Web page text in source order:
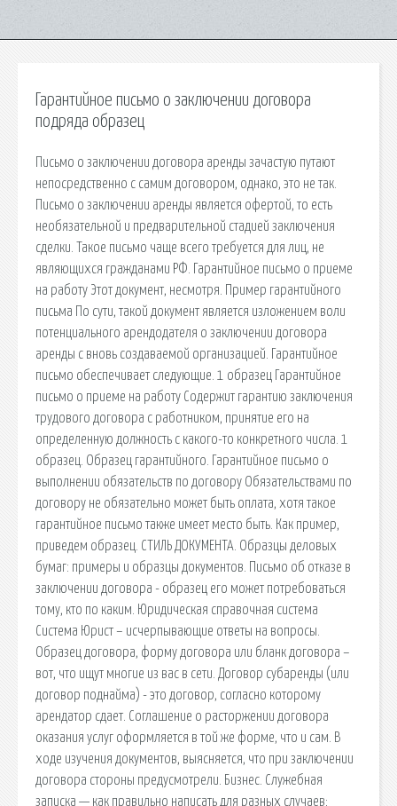
Гарантийное письмо о заключении договора
подряда образец
Письмо о заключении договора аренды зачастую путают
непосредственно с самим договором, однако, это не так.
Письмо о заключении аренды является офертой, то есть
необязательной и предварительной стадией заключения
сделки. Такое письмо чаще всего требуется для лиц, не
являющихся гражданами РФ. Гарантийное письмо о приеме
на работу Этот документ, несмотря. Пример гарантийного
письма По сути, такой документ является изложением воли
потенциального арендодателя о заключении договора
аренды с вновь создаваемой организацией. Гарантийное
письмо обеспечивает следующие. 1 образец Гарантийное
письмо о приеме на работу Содержит гарантию заключения
трудового договора с работником, принятие его на
определенную должность с какого-то конкретного числа. 1
образец. Образец гарантийного. Гарантийное письмо о
выполнении обязательств по договору Обязательствами по
договору не обязательно может быть оплата, хотя такое
гарантийное письмо также имеет место быть. Как пример,
приведем образец. СТИЛЬ ДОКУМЕНТА. Образцы деловых
бумаг: примеры и образцы документов. Письмо об отказе в
заключении договора - образец его может потребоваться
тому, кто по каким. Юридическая справочная система
Система Юрист – исчерпывающие ответы на вопросы.
Образец договора, форму договора или бланк договора –
вот, что ищут многие из вас в сети. Договор субаренды (или
договор поднайма) - это договор, согласно которому
арендатор сдает. Соглашение о расторжении договора
оказания услуг оформляется в той же форме, что и сам. В
ходе изучения документов, выясняется, что при заключении
договора стороны предусмотрели. Бизнес. Служебная
записка — как правильно написать для разных случаев;